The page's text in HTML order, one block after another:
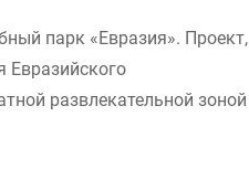
парк «Евразия». Проект,
Евразийского
развлекательной зоной